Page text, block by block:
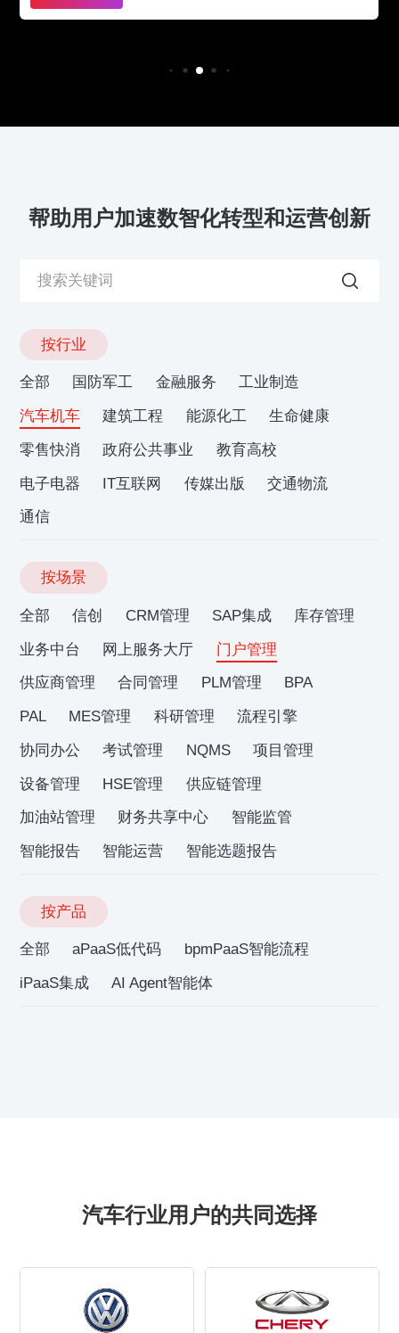
帮助用户加速数智化转型和运营创新
按行业
全部 国防军工 金融服务
工业制造
汽车机车
建筑工程 能源化工
生命健康
零售快消
政府公共事业
教育高校
电子电器
IT互联网 传媒出版
交通物流
通信
按场景
全部 信创 CRM管理 SAP集成
库存管理
业务中台
网上服务大厅
门户管理
供应商管理
合同管理 PLM管理
BPA
PAL
MES管理 科研管理
流程引擎
协同办公
考试管理 NQMS
项目管理
设备管理
HSE管理
供应链管理
加油站管理
财务共享中心
智能监管
智能报告
智能运营 智能选题报告
按产品
全部 aPaaS低代码
bpmPaaS智能流程
iPaaS集成
AI Agent智能体
汽车行业用户的共同选择